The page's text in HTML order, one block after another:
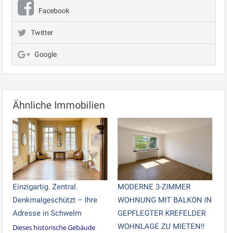
Facebook
Twitter
Google
Ähnliche Immobilien
Einzigartig. Zentral.
Denkmalgeschützt – Ihre
Adresse in Schwelm
Dieses historische Gebäude
MODERNE 3-ZIMMER
WOHNUNG MIT BALKON IN
GEPFLEGTER KREFELDER
WOHNLAGE ZU MIETEN!!